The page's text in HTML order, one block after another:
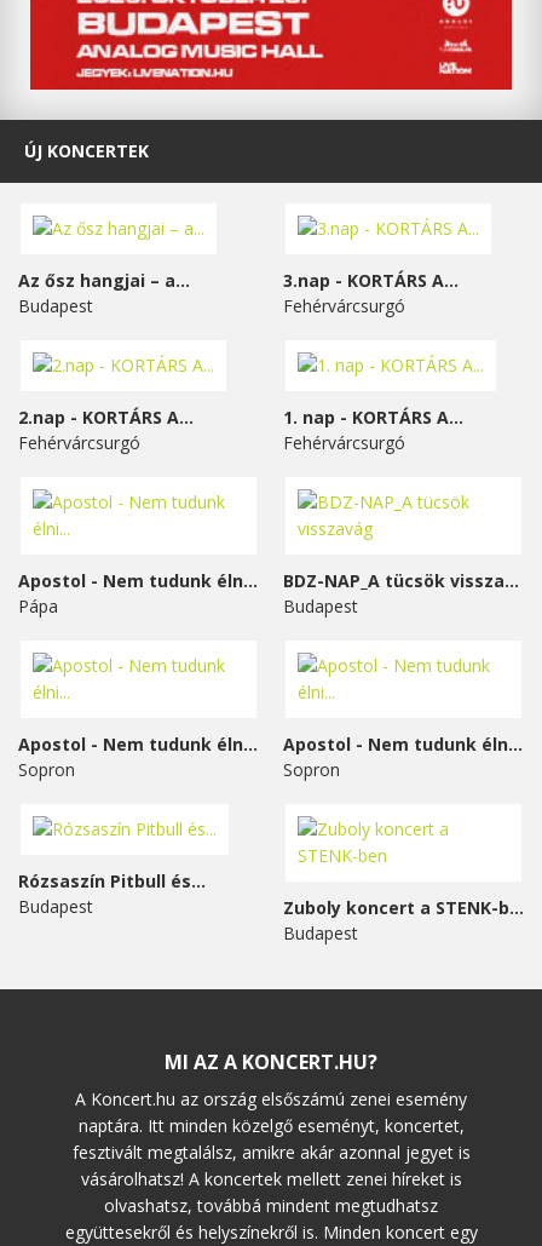
ÚJ KONCERTEK
Az ősz hangjai – a...
Budapest
3.nap - KORTÁRS A...
Fehérvárcsurgó
2.nap - KORTÁRS A...
Fehérvárcsurgó
1. nap - KORTÁRS A...
Fehérvárcsurgó
Apostol - Nem tudunk élni...
Pápa
BDZ-NAP_A tücsök visszavág
Budapest
Apostol - Nem tudunk élni...
Sopron
Apostol - Nem tudunk élni...
Sopron
Rózsaszín Pitbull és...
Budapest
Zuboly koncert a STENK-ben
Budapest
MI AZ A KONCERT.HU?
A Koncert.hu az ország elsőszámú zenei esemény
naptára. Itt minden közelgő eseményt, koncertet,
fesztivált megtalálsz, amikre akár azonnal jegyet is
vásárolhatsz! A koncertek mellett zenei híreket is
olvashatsz, továbbá mindent megtudhatsz
együttesekről és helyszínekről is. Minden koncert egy